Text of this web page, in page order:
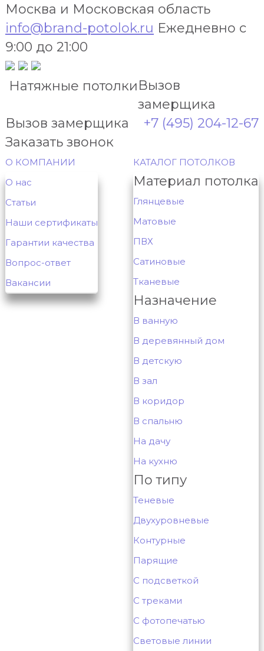
Москва и Московская область
info@brand-potolok.ru Ежедневно с
9:00 до 21:00
Натяжные потолкиВызов
замерщика
+7 (495) 204-12-67
Вызов замерщика
Заказать звонок
О КОМПАНИИ
О нас
Статьи
Наши сертификаты
Гарантии качества
Вопрос-ответ
Вакансии
КАТАЛОГ ПОТОЛКОВ
Материал потолка
Глянцевые
Матовые
ПВХ
Сатиновые
Тканевые
Назначение
В ванную
В деревянный дом
В детскую
В зал
В коридор
В спальню
На дачу
На кухню
По типу
Теневые
Двухуровневые
Контурные
Парящие
С подсветкой
С треками
С фотопечатью
Световые линии